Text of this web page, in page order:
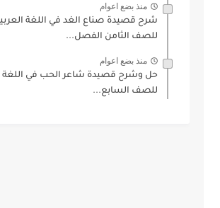
منذ بضع اعوام
شرح قصيدة صناع الغد في اللغة
للصف الثامن الفصل...
منذ بضع اعوام
حل وشرح قصيدة شاعر الحب في اللغة
للصف السابع...